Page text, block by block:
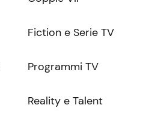
Fiction e Serie TV
Programmi TV
Reality e Talent